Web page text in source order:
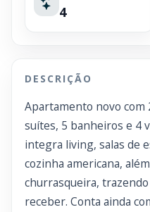
4
DESCRIÇÃO
Apartamento novo com
suítes, 5 banheiros e 4
integra living, salas de
cozinha americana,
churrasqueira,
receber. Conta ainda